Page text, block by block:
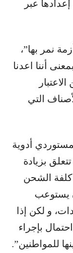
عبر
نمر بها”،
أننا اعدنا
التي
أدوية
بزيادة
كلفة الشحن
يستوعب
و لكن إذا
بإجراء
للمواطنين”.